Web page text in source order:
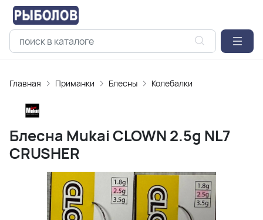
Главная Приманки Блесны Колебалки
Блесна Mukai CLOWN 2.5g NL7
CRUSHER